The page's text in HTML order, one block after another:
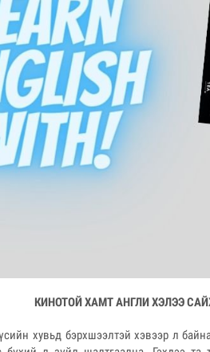
КИНОТОЙ ХАМТ АНГЛИ ХЭЛЭЭ
хувьд бэрхшээлтэй хэвээр л